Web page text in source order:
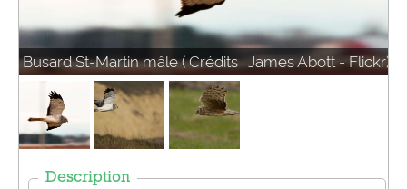
Busard St-Martin mâle ( Crédits : James Abott - Flickr)
Description